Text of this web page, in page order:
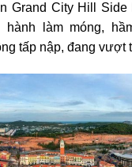
Grand City Hill Side
hành làm móng,
tấp nập, đang vượt